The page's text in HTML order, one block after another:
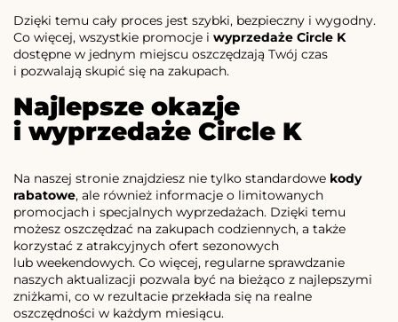
Dzięki temu cały proces jest szybki, bezpieczny i wygodny.
Co więcej, wszystkie promocje i wyprzedaże Circle K
dostępne w jednym miejscu oszczędzają Twój czas
i pozwalają skupić się na zakupach.
Najlepsze okazje
i wyprzedaże Circle K
Na naszej stronie znajdziesz nie tylko standardowe kody
rabatowe, ale również informacje o limitowanych
promocjach i specjalnych wyprzedażach. Dzięki temu
możesz oszczędzać na zakupach codziennych, a także
korzystać z atrakcyjnych ofert sezonowych
lub weekendowych. Co więcej, regularne sprawdzanie
naszych aktualizacji pozwala być na bieżąco z najlepszymi
zniżkami, co w rezultacie przekłada się na realne
oszczędności w każdym miesiącu.